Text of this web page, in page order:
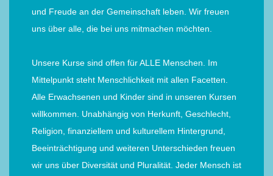
und Freude an der Gemeinschaft leben. Wir freuen
uns über alle, die bei uns mitmachen möchten.
Unsere Kurse sind offen für ALLE Menschen. Im
Mittelpunkt steht Menschlichkeit mit allen Facetten.
Alle Erwachsenen und Kinder sind in unseren Kursen
willkommen. Unabhängig von Herkunft, Geschlecht,
Religion, finanziellem und kulturellem Hintergrund,
Beeinträchtigung und weiteren Unterschieden freuen
wir uns über Diversität und Pluralität. Jeder Mensch ist